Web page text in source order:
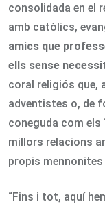
consolidada en el
amb catòlics,
amics que
ells sense
coral religiós que,
adventistes o, de
coneguda com els
millors relacions
propis
“Fins i tot, aquí